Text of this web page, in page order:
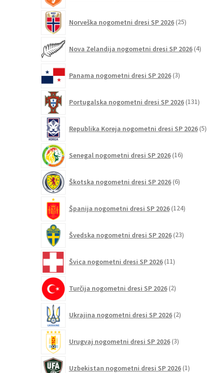
Norveška nogometni dresi SP 2026 25izdelkov
Nova Zelandija nogometni dresi SP 2026 4izdelki
Panama nogometni dresi SP 2026 3izdelki
Portugalska nogometni dresi SP 2026 131
Republika Koreja nogometni dresi SP 2026 5
Senegal nogometni dresi SP 2026 16izdelkov
Škotska nogometni dresi SP 2026 6izdelkov
Španija nogometni dresi SP 2026 124izdelkov
Švedska nogometni dresi SP 2026 23izdelkov
Švica nogometni dresi SP 2026 11izdelkov
Turčija nogometni dresi SP 2026 2izdelka
Ukrajina nogometni dresi SP 2026 2izdelka
Urugvaj nogometni dresi SP 2026 3izdelki
Uzbekistan nogometni dresi SP 2026 1